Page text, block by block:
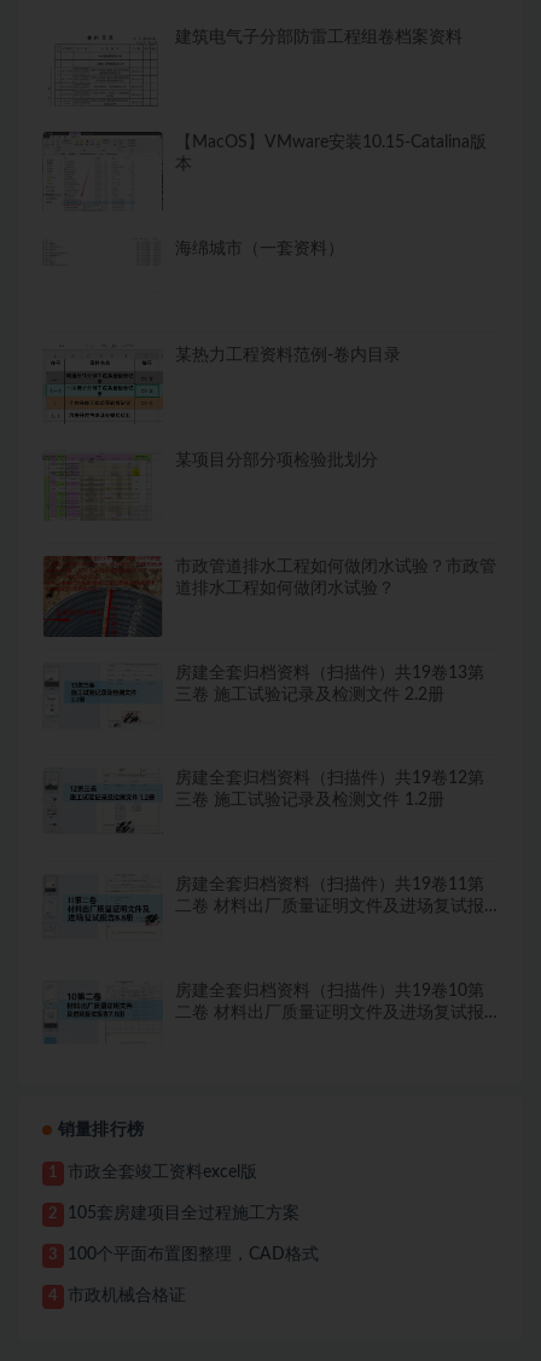
建筑电气子分部防雷工程组卷档案资料
【MacOS】VMware安装10.15-Catalina版
本
海绵城市（一套资料）
某热力工程资料范例-卷内目录
某项目分部分项检验批划分
市政管道排水工程如何做闭水试验？市政管
道排水工程如何做闭水试验？
房建全套归档资料（扫描件）共19卷13第
三卷 施工试验记录及检测文件 2.2册
房建全套归档资料（扫描件）共19卷12第
三卷 施工试验记录及检测文件 1.2册
房建全套归档资料（扫描件）共19卷11第
二卷 材料出厂质量证明文件及进场复试报
房建全套归档资料（扫描件）共19卷10第
二卷 材料出厂质量证明文件及进场复试报
销量排行榜
1 市政全套竣工资料excel版
2 105套房建项目全过程施工方案
3 100个平面布置图整理，CAD格式
4 市政机械合格证